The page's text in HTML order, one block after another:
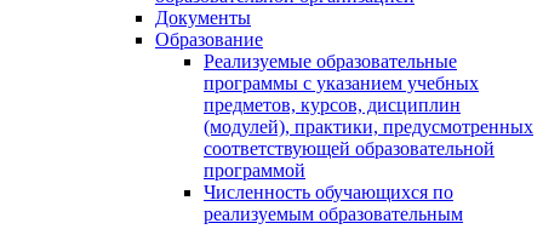
Документы
Образование
Реализуемые образовательные
программы с указанием учебных
предметов, курсов, дисциплин
(модулей), практики, предусмотренных
соответствующей образовательной
программой
Численность обучающихся по
реализуемым образовательным